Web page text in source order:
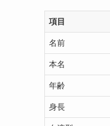
項目
名前
本名
年齢
身長